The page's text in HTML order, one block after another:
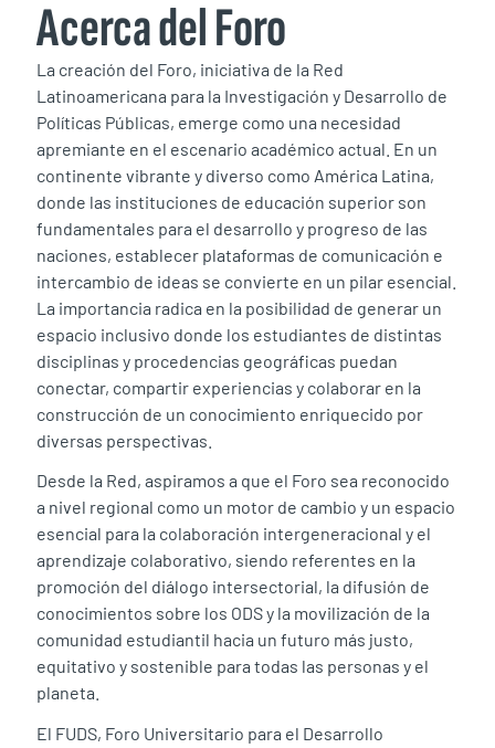
Acerca del Foro
La creación del Foro, iniciativa de la Red
Latinoamericana para la Investigación y Desarrollo de
Políticas Públicas, emerge como una necesidad
apremiante en el escenario académico actual. En un
continente vibrante y diverso como América Latina,
donde las instituciones de educación superior son
fundamentales para el desarrollo y progreso de las
naciones, establecer plataformas de comunicación e
intercambio de ideas se convierte en un pilar esencial.
La importancia radica en la posibilidad de generar un
espacio inclusivo donde los estudiantes de distintas
disciplinas y procedencias geográficas puedan
conectar, compartir experiencias y colaborar en la
construcción de un conocimiento enriquecido por
diversas perspectivas.
Desde la Red, aspiramos a que el Foro sea reconocido
a nivel regional como un motor de cambio y un espacio
esencial para la colaboración intergeneracional y el
aprendizaje colaborativo, siendo referentes en la
promoción del diálogo intersectorial, la difusión de
conocimientos sobre los ODS y la movilización de la
comunidad estudiantil hacia un futuro más justo,
equitativo y sostenible para todas las personas y el
planeta.
El FUDS, Foro Universitario para el Desarrollo